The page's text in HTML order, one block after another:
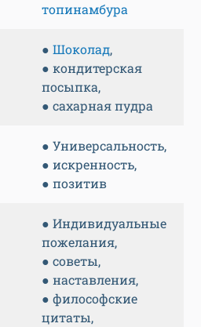
топинамбура
● Шоколад,
● кондитерская
посыпка,
● сахарная пудра
● Универсальность,
● искренность,
● позитив
● Индивидуальные
пожелания,
● советы,
● наставления,
● философские
цитаты,